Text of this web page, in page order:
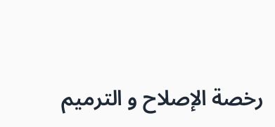
رخصة الإصلاح و الترميم